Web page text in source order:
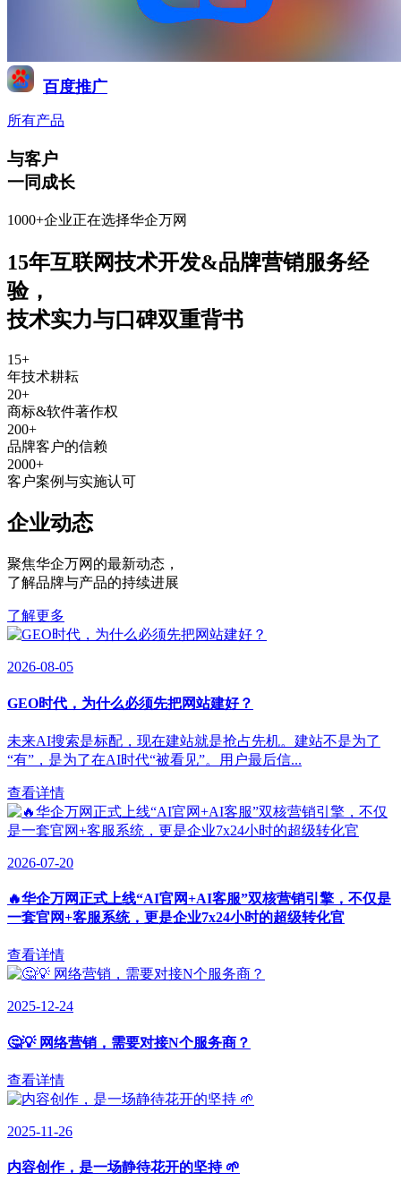
百度推广
所有产品
与客户
一同成长
1000+企业正在选择华企万网
15年互联网技术开发&品牌营销服务经
验，
技术实力与口碑双重背书
15+
年技术耕耘
20+
商标&软件著作权
200+
品牌客户的信赖
2000+
客户案例与实施认可
企业动态
聚焦华企万网的最新动态 ，
了解品牌与产品的持续进展
了解更多
2026-08-05
GEO时代，为什么必须先把网站建好？
未来AI搜索是标配，现在建站就是抢占先机。建站不是为了
“有”，是为了在AI时代“被看见”。用户最后信...
查看详情
2026-07-20
🔥华企万网正式上线“AI官网+AI客服”双核营销引擎，不仅是
一套官网+客服系统，更是企业7x24小时的超级转化官
查看详情
2025-12-24
🤔💡 网络营销，需要对接N个服务商？
查看详情
2025-11-26
内容创作，是一场静待花开的坚持 🌱